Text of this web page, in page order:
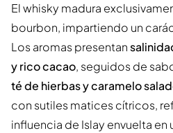
El whisky madura
bourbon, impartiendo un
Los aromas presentan
y rico cacao, seguidos de
té de hierbas y caramelo
con sutiles matices cítricos,
influencia de Islay envuelta en